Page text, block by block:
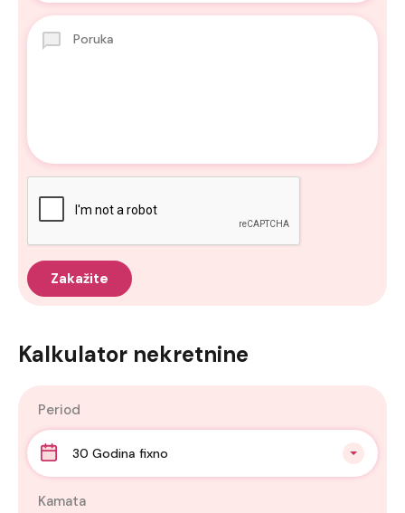
Kalkulator nekretnine
Period
30 Godina fixno
Kamata